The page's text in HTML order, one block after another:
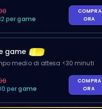
per game
COMPRA
ORA
game
medio di attesa <30 minuti
per game
COMPRA
ORA